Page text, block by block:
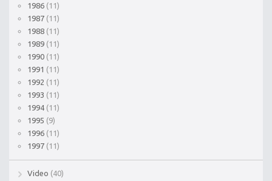
1986 (11)
1987 (11)
1988 (11)
1989 (11)
1990 (11)
1991 (11)
1992 (11)
1993 (11)
1994 (11)
1995 (9)
1996 (11)
1997 (11)
Video (40)